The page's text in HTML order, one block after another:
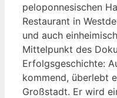
peloponnesischen
Restaurant in
und auch
Mittelpunkt des
Erfolgsgeschichte:
kommend, überlebt
Großstadt. Er wird